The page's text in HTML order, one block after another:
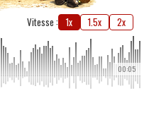
Vitesse : 1x 1.5x 2x
00:05